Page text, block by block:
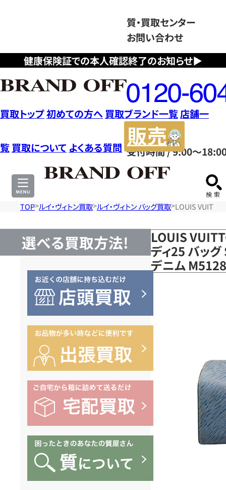
健康保険証での本人確認終了のお知らせ▶
質・買取センター
お問い合わせ
フ
リ
ー
ダ
イ
ヤ
ル
0120604117
受付時間 / 9:00～
買取トップ初めての方へ 買取ブランド一覧店舗一
覧 買取について よくある質問
サ
TOP ルイ・ヴィトン買取 ルイ・ヴィトン バッグ買取 LOUIS
選べる買取方法!
LOUIS
ディ25 バッ
デニム